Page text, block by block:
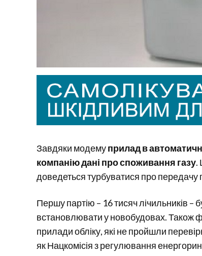
Завдяки модемуприлад в
компанію дані про споживання газу.
доведеться турбуватися про передачу
Першу партію – 16 тисяч лічильників –
встановлювати у новобудовах. Також
прилади обліку, які не пройшли
як Нацкомісія з регулювання